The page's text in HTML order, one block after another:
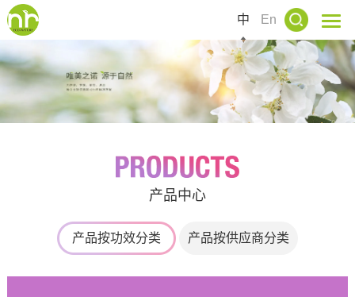
中 En
产品中心
产品按功效分类 产品按供应商分类